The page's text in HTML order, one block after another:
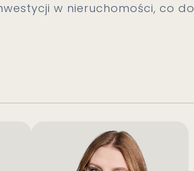
w nieruchomości, co do